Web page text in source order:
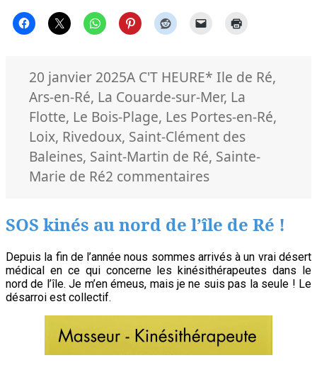
Publié
le
20 janvier 2025Catégories
A C'T HEUREMots-
clés
* Ile de Ré,
Ars-en-Ré, La Couarde-sur-Mer, La
Flotte, Le Bois-Plage, Les Portes-en-Ré,
Loix, Rivedoux, Saint-Clément des
Baleines, Saint-Martin de Ré, Sainte-
Marie de Ré2 commentairessur
année
2025
!
SOS kinés au nord de l’île de Ré !
Depuis la fin de l’année nous sommes arrivés à un vrai désert
médical en ce qui concerne les kinésithérapeutes dans le
nord de l’île. Je m’en émeus, mais je ne suis pas la seule ! Le
désarroi est collectif.